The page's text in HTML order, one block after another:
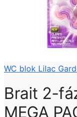
WC blok Lilac
Brait 2-
MEGA